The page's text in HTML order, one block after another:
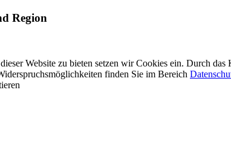
Region
Website zu bieten setzen wir Cookies ein. Durch
finden Sie im Bereich